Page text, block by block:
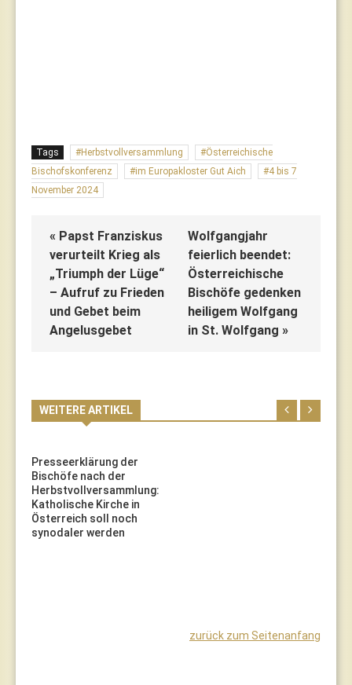
Tags Herbstvollversammlung
Österreichische
Bischofskonferenz
im Europakloster Gut Aich
4 bis 7
November 2024
« Papst Franziskus
verurteilt Krieg als
„Triumph der Lüge“
– Aufruf zu Frieden
und Gebet beim
Angelusgebet
Wolfgangjahr
feierlich beendet:
Österreichische
Bischöfe gedenken
heiligem Wolfgang
in St. Wolfgang »
WEITERE ARTIKEL
Presseerklärung der
Bischöfe nach der
Herbstvollversammlung:
Katholische Kirche in
Österreich soll noch
synodaler werden
zurück zum Seitenanfang